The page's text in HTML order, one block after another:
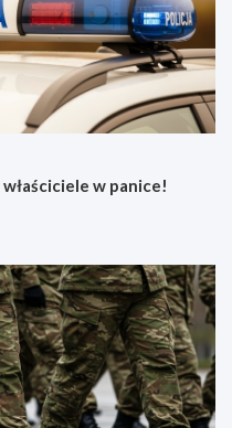
w panice!